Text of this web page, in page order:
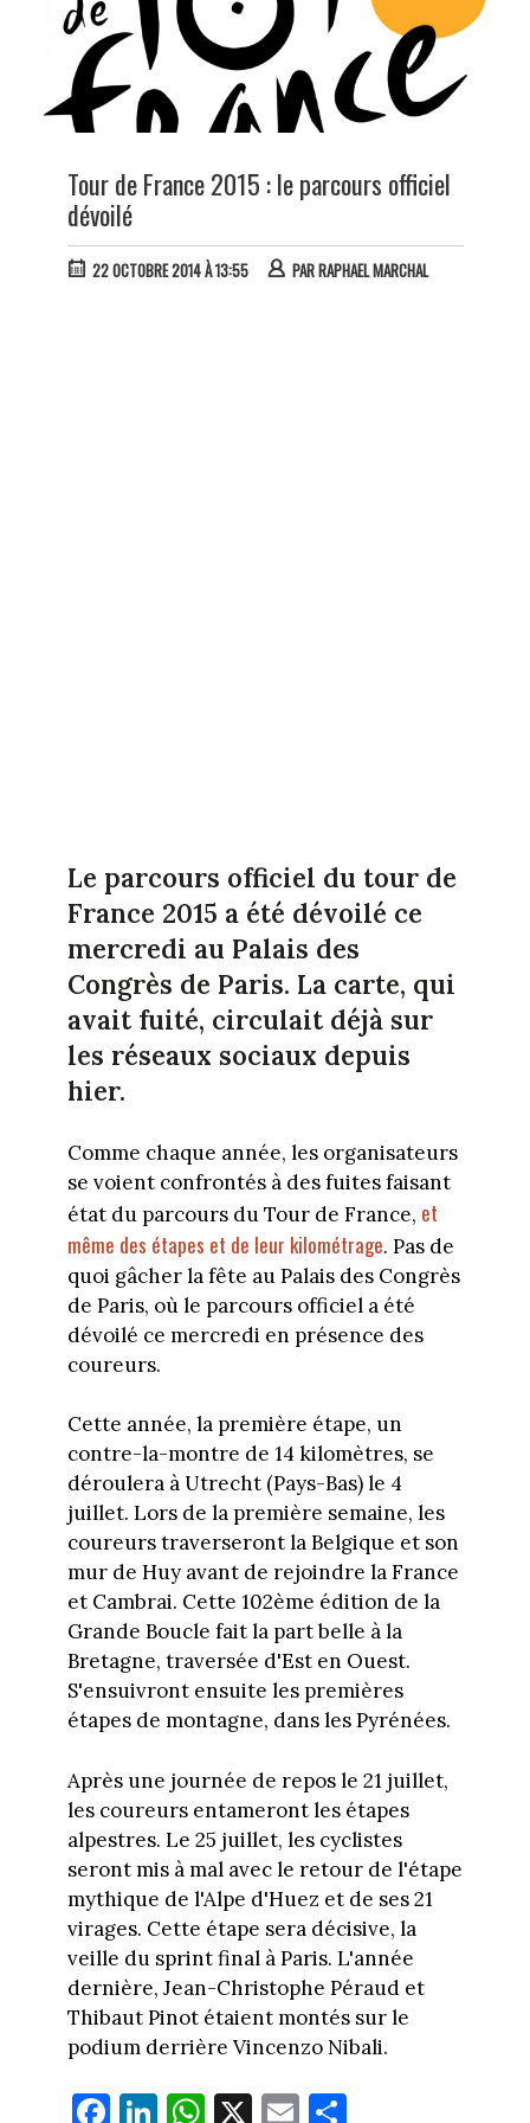
Tour de France 2015 : le parcours officiel
dévoilé
22 OCTOBRE 2014 À 13:55 PARRAPHAEL MARCHAL
Le parcours officiel du tour de
France 2015 a été dévoilé ce
mercredi au Palais des
Congrès de Paris. La carte, qui
avait fuité, circulait déjà sur
les réseaux sociaux depuis
hier.
Comme chaque année, les organisateurs
se voient confrontés à des fuites faisant
état du parcours du Tour de France, et
même des étapes et de leur kilométrage. Pas de
quoi gâcher la fête au Palais des Congrès
de Paris, où le parcours officiel a été
dévoilé ce mercredi en présence des
coureurs.
Cette année, la première étape, un
contre-la-montre de 14 kilomètres, se
déroulera à Utrecht (Pays-Bas) le 4
juillet. Lors de la première semaine, les
coureurs traverseront la Belgique et son
mur de Huy avant de rejoindre la France
et Cambrai. Cette 102ème édition de la
Grande Boucle fait la part belle à la
Bretagne, traversée d'Est en Ouest.
S'ensuivront ensuite les premières
étapes de montagne, dans les Pyrénées.
Après une journée de repos le 21 juillet,
les coureurs entameront les étapes
alpestres. Le 25 juillet, les cyclistes
seront mis à mal avec le retour de l'étape
mythique de l'Alpe d'Huez et de ses 21
virages. Cette étape sera décisive, la
veille du sprint final à Paris. L'année
dernière, Jean-Christophe Péraud et
Thibaut Pinot étaient montés sur le
podium derrière Vincenzo Nibali.
Fa Li W X E Pa